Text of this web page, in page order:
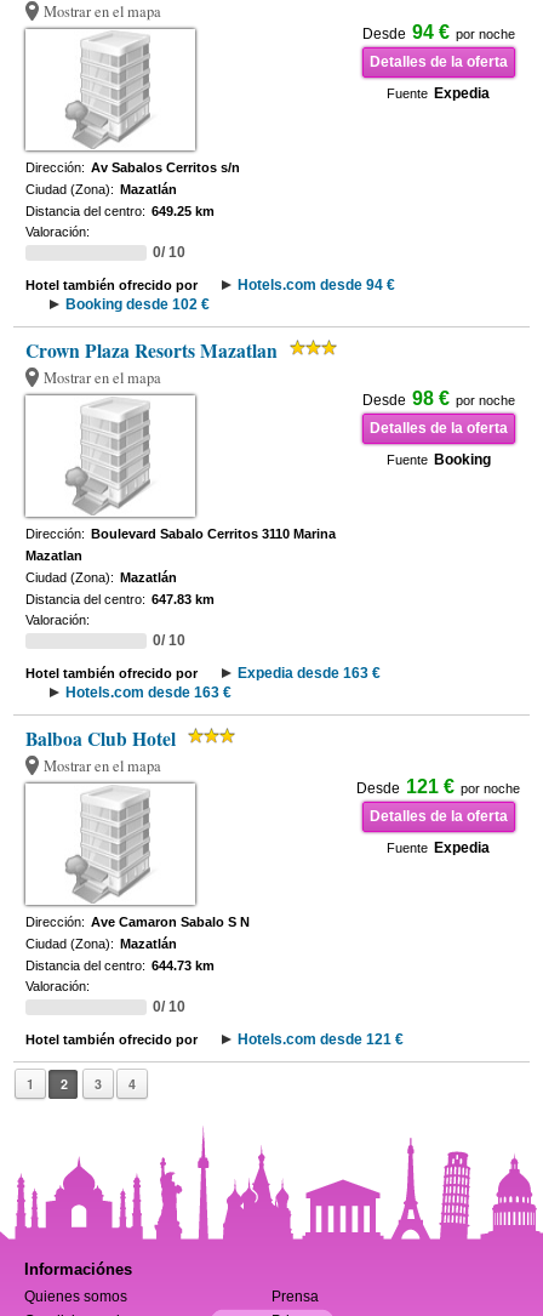
Mostrar en el mapa
Desde 94 € por noche
Detalles de la oferta
Fuente Expedia
Dirección: Av Sabalos Cerritos s/n
Ciudad (Zona): Mazatlán
Distancia del centro: 649.25 km
Valoración:
0/ 10
Hotel también ofrecido por
Hotels.com desde 94 €
Booking desde 102 €
Crown Plaza Resorts Mazatlan
Mostrar en el mapa
Desde 98 € por noche
Detalles de la oferta
Fuente Booking
Dirección: Boulevard Sabalo Cerritos 3110 Marina
Mazatlan
Ciudad (Zona): Mazatlán
Distancia del centro: 647.83 km
Valoración:
0/ 10
Hotel también ofrecido por
Expedia desde 163 €
Hotels.com desde 163 €
Balboa Club Hotel
Mostrar en el mapa
Desde 121 € por noche
Detalles de la oferta
Fuente Expedia
Dirección: Ave Camaron Sabalo S N
Ciudad (Zona): Mazatlán
Distancia del centro: 644.73 km
Valoración:
0/ 10
Hotel también ofrecido por Hotels.com desde 121 €
1 2 3 4
Informaciónes
Quienes somos
Prensa